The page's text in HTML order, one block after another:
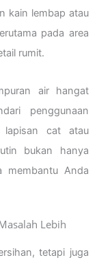
kain lembap atau
pada area
rumit.
air hangat
penggunaan
lapisan cat atau
bukan hanya
membantu Anda
Lebih
tetapi juga